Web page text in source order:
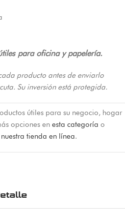
para oficina y papelería.
producto antes de enviarlo
Su inversión está protegida.
útiles para su negocio, hogar
opciones en esta categoría o
nuestra tienda en línea.